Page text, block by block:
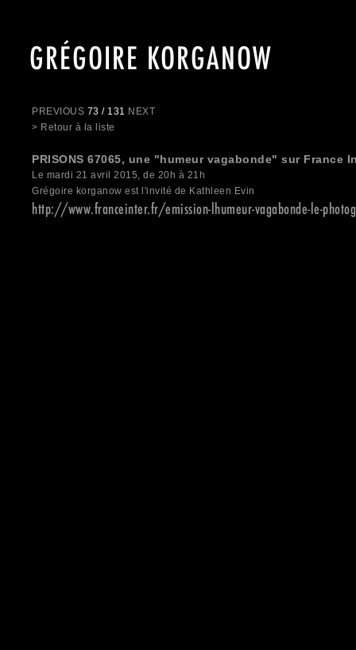
GRÉGOIRE KORGANOW
PREVIOUS 73 / 131 NEXT
> Retour à la liste
PRISONS 67065, une "humeur vagabonde" sur France
Le mardi 21 avril 2015, de 20h à 21h
Grégoire korganow est l'invité de Kathleen Evin
http://www.franceinter.fr/emission-lhumeur-vagabonde-le-